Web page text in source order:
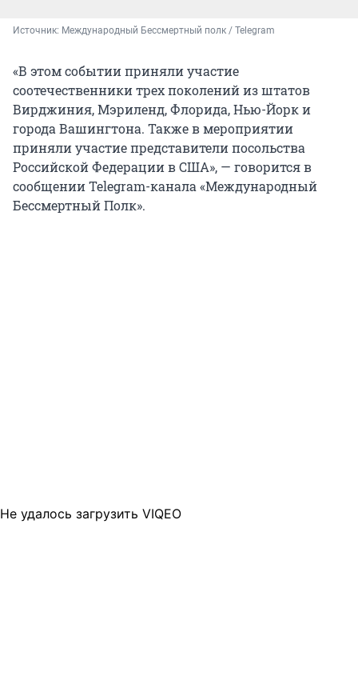
Источник: Международный Бессмертный полк / Telegram
«В этом событии приняли участие
соотечественники трех поколений из штатов
Вирджиния, Мэриленд, Флорида, Нью-Йорк и
города Вашингтона. Также в мероприятии
приняли участие представители посольства
Российской Федерации в США», — говорится в
сообщении Telegram-канала «Международный
Бессмертный Полк».
Не удалось загрузить VIQEO